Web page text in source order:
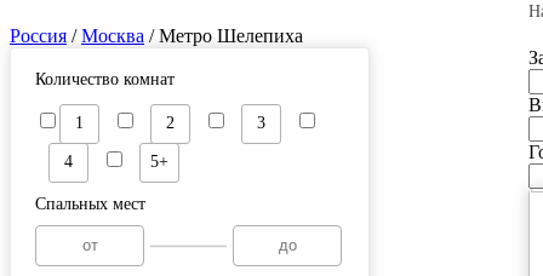
Россия /Москва /Метро Шелепиха
Количество комнат
1 2 3
4 5+
Спальных мест